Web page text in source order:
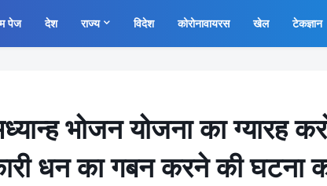
पेज देश राज्य विदेश कोरोनावायरस खेल टेकज्ञान
भोजन योजना का ग्यारह
धन का गबन करने की घटना